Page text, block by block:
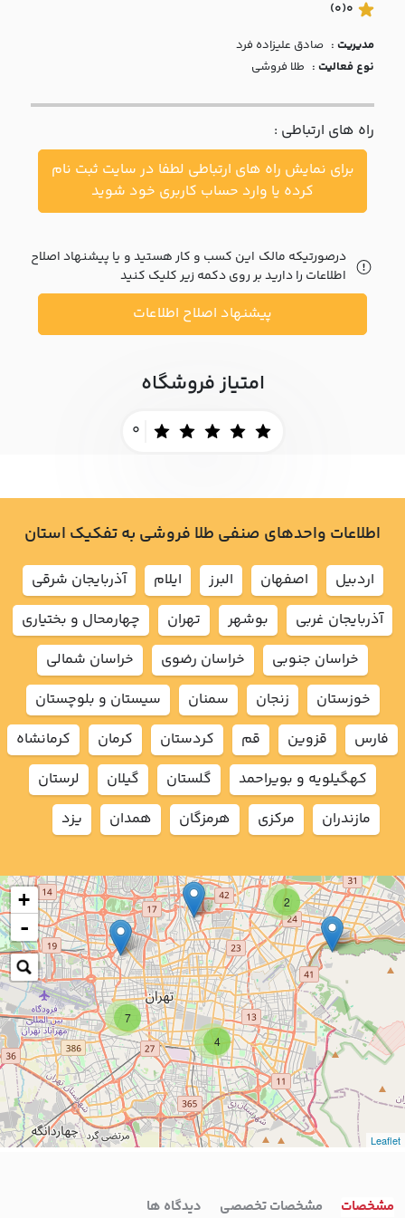
با ما
مقالات
اخبار
پرسش
متداول
خواست
0
(0)
مدیریت : صادق عليزاده فرد
نوع فعالیت : طلا فروشی
راه های ارتباطی :
برای نمایش راه های ارتباطی لطفا در سایت ثبت نام
کرده یا وارد حساب کاربری خود شوید
درصورتیکه مالک این کسب و کار هستید و یا پیشنهاد اصلاح
اطلاعات را دارید بر روی دکمه زیر کلیک کنید
پیشنهاد اصلاح اطلاعات
امتیاز فروشگاه
0
7
2
4
+
-
Leaflet
اطلاعات واحدهای صنفی طلا فروشی به تفکیک استان
اردبيل اصفهان البرز ايلام
آذربايجان شرقي
آذربايجان غربي
بوشهر تهران
چهارمحال و بختياري
خراسان جنوبي
خراسان رضوي
خراسان شمالي
خوزستان
زنجان سمنان
سيستان و بلوچستان
فارس
قزوين قم كردستان كرمان
كرمانشاه
كهگيلويه و بويراحمد
گلستان گيلان
لرستان
مازندران
مركزي هرمزگان همدان يزد
مشخصات مشخصات تخصصی دیدگاه ها